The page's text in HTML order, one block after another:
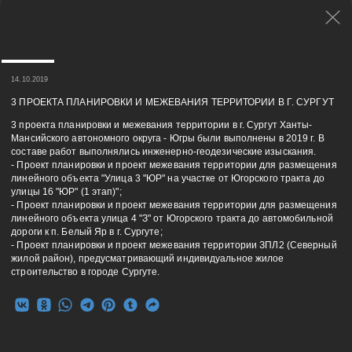
14.10.2019
3 ПРОЕКТА ПЛАНИРОВКИ И МЕЖЕВАНИЯ ТЕРРИТОРИИ В Г. СУРГУТ
3 проекта планировки и межевания территории в г. Сургут Ханты-
Мансийского автономного округа - Югры были выполнены в 2019 г. В
составе работ выполнялись инженерно-геодезические изыскания.
- Проект планировки и проект межевания территории для размещения
линейного объекта "Улица 3 "ЮР" на участке от Югорского тракта до
улицы 16 "ЮР" (1 этап)";
- Проект планировки и проект межевания территории для размещения
линейного объекта улица 4 "З" от Югорского тракта до автомобильной
дороги к п. Белый Яр в г. Сургуте;
- Проект планировки и проект межевания территории ЗПЛ2 (Северный
жилой район), предусматривающий индивидуальное жилое
строительство в городе Сургуте.